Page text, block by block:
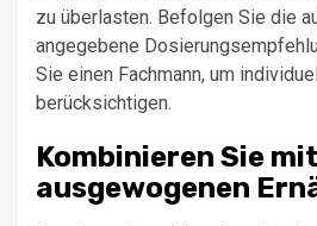
zu überlasten. Befolgen Sie die
angegebene
Sie einen Fachmann, um
berücksichtigen.
Kombinieren Sie
ausgewogenen